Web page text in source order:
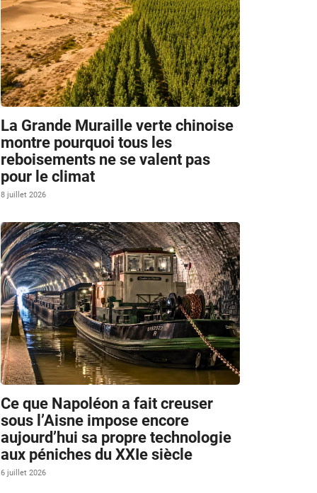
La Grande Muraille verte chinoise
montre pourquoi tous les
reboisements ne se valent pas
pour le climat
8 juillet 2026
Ce que Napoléon a fait creuser
sous l’Aisne impose encore
aujourd’hui sa propre technologie
aux péniches du XXIe siècle
6 juillet 2026